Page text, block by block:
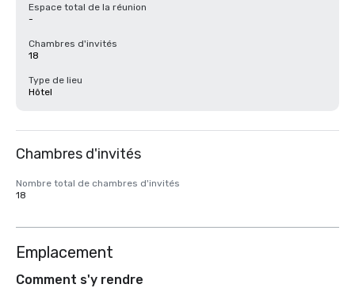
Espace total de la réunion
-
Chambres d'invités
18
Type de lieu
Hôtel
Chambres d'invités
Nombre total de chambres d'invités
18
Emplacement
Comment s'y rendre